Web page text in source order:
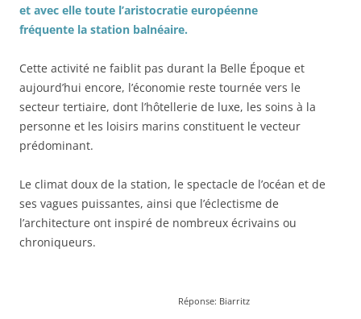
et avec elle toute l’aristocratie européenne
fréquente la station balnéaire.
Cette activité ne faiblit pas durant la Belle Époque et
aujourd’hui encore, l’économie reste tournée vers le
secteur tertiaire, dont l’hôtellerie de luxe, les soins à la
personne et les loisirs marins constituent le vecteur
prédominant.
Le climat doux de la station, le spectacle de l’océan et de
ses vagues puissantes, ainsi que l’éclectisme de
l’architecture ont inspiré de nombreux écrivains ou
chroniqueurs.
Réponse: Biarritz